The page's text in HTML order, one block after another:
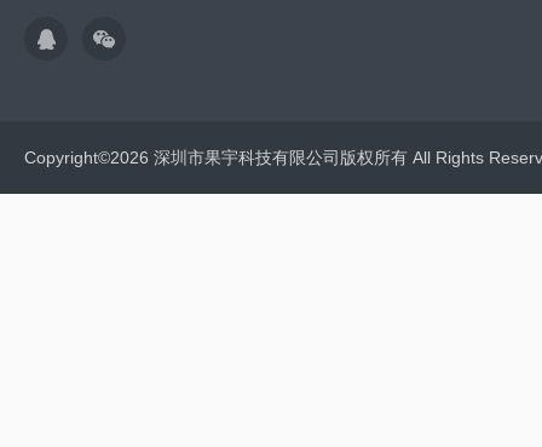
Copyright©2026 深圳市果宇科技有限公司版权所有 All Rights